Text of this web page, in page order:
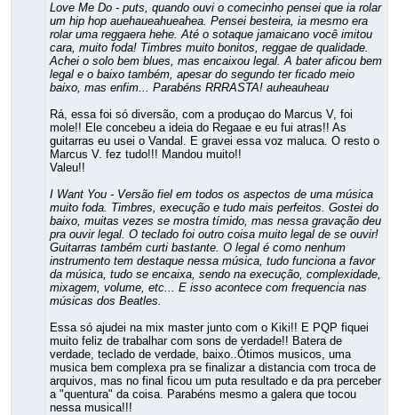
Love Me Do - puts, quando ouvi o comecinho pensei que ia rolar
um hip hop auehaueahueahea. Pensei besteira, ia mesmo era
rolar uma reggaera hehe. Até o sotaque jamaicano você imitou
cara, muito foda! Timbres muito bonitos, reggae de qualidade.
Achei o solo bem blues, mas encaixou legal. A bater aficou bem
legal e o baixo também, apesar do segundo ter ficado meio
baixo, mas enfim... Parabéns RRRASTA! auheauheau
Rá, essa foi só diversão, com a produçao do Marcus V, foi
mole!! Ele concebeu a ideia do Regaae e eu fui atras!! As
guitarras eu usei o Vandal. E gravei essa voz maluca. O resto o
Marcus V. fez tudo!!! Mandou muito!!
Valeu!!
I Want You - Versão fiel em todos os aspectos de uma música
muito foda. Timbres, execução e tudo mais perfeitos. Gostei do
baixo, muitas vezes se mostra tímido, mas nessa gravação deu
pra ouvir legal. O teclado foi outro coisa muito legal de se ouvir!
Guitarras também curti bastante. O legal é como nenhum
instrumento tem destaque nessa música, tudo funciona a favor
da música, tudo se encaixa, sendo na execução, complexidade,
mixagem, volume, etc... E isso acontece com frequencia nas
músicas dos Beatles.
Essa só ajudei na mix master junto com o Kiki!! E PQP fiquei
muito feliz de trabalhar com sons de verdade!! Batera de
verdade, teclado de verdade, baixo..Ótimos musicos, uma
musica bem complexa pra se finalizar a distancia com troca de
arquivos, mas no final ficou um puta resultado e da pra perceber
a "quentura" da coisa. Parabéns mesmo a galera que tocou
nessa musica!!!